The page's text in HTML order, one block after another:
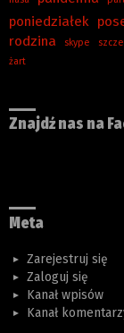
poniedziałek
rodzina skype
żart
Znajdź nas na
Meta
Zarejestruj się
Zaloguj się
Kanał wpisów
Kanał